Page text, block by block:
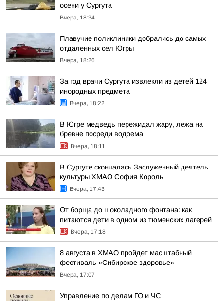
осени у Сургута
Вчера, 18:34
Плавучие поликлиники добрались до самых
отдаленных сел Югры
Вчера, 18:26
За год врачи Сургута извлекли из детей 124
инородных предмета
Вчера, 18:22
В Югре медведь пережидал жару, лежа на
бревне посреди водоема
Вчера, 18:11
В Сургуте скончалась Заслуженный деятель
культуры ХМАО София Король
Вчера, 17:43
От борща до шоколадного фонтана: как
питаются дети в одном из тюменских лагерей
Вчера, 17:18
8 августа в ХМАО пройдет масштабный
фестиваль «Сибирское здоровье»
Вчера, 17:07
Управление по делам ГО и ЧС